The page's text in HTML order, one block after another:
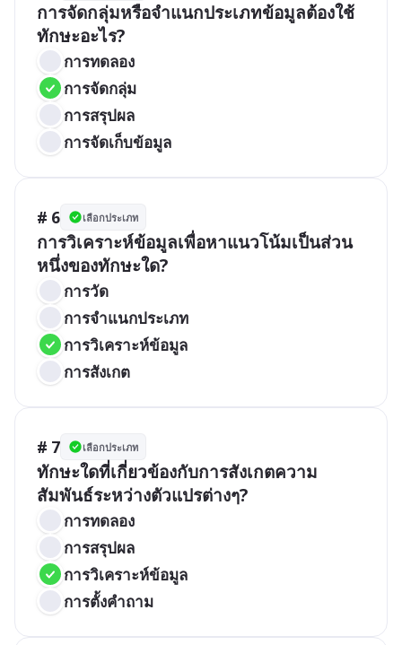
การจัดกลุ่มหรือจำแนกประเภทข้อมูลต้องใช้
ทักษะอะไร?
การทดลอง
การจัดกลุ่ม
การสรุปผล
การจัดเก็บข้อมูล
# 6 เลือกประเภท
การวิเคราะห์ข้อมูลเพื่อหาแนวโน้มเป็นส่วน
หนึ่งของทักษะใด?
การวัด
การจำแนกประเภท
การวิเคราะห์ข้อมูล
การสังเกต
# 7 เลือกประเภท
ทักษะใดที่เกี่ยวข้องกับการสังเกตความ
สัมพันธ์ระหว่างตัวแปรต่างๆ?
การทดลอง
การสรุปผล
การวิเคราะห์ข้อมูล
การตั้งคำถาม